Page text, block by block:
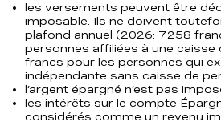
les versements peuvent être
imposable. Ils ne doivent
plafond annuel (2026: 7258
personnes affiliées à une
francs pour les personnes qui
indépendante sans caisse de
l’argent épargné n’est pas
les intérêts sur le compte
considérés comme un revenu